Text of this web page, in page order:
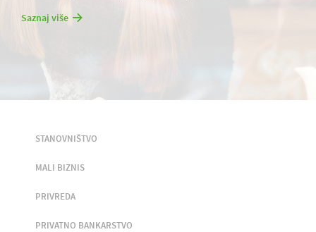
Saznaj više
STANOVNIŠTVO
MALI BIZNIS
PRIVREDA
PRIVATNO BANKARSTVO